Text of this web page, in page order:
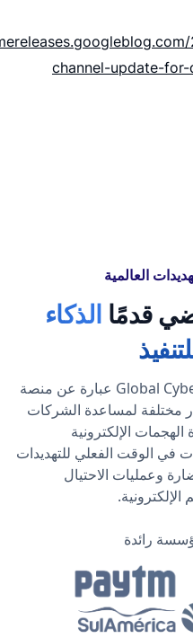
channel-update-
العالمية
قدمًا الذكاء
إن Global Cyber Threat Intelligence Feed عبارة عن منصة
مختلفة لمساعدة الشركات
الإلكترونية
في الوقت الفعلي للتهديدات
وعمليات الاحتيال